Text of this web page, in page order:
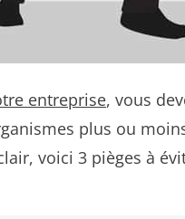
entreprise, vous
plus ou
voici 3 pièges à